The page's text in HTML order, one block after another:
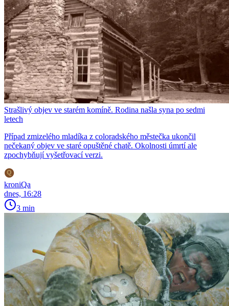
Strašlivý objev ve starém komíně. Rodina našla syna po sedmi
letech
Případ zmizelého mladíka z coloradského městečka ukončil
nečekaný objev ve staré opuštěné chatě. Okolnosti úmrtí ale
zpochybňují vyšetřovací verzi.
kroniQa
dnes, 16:28
3 min